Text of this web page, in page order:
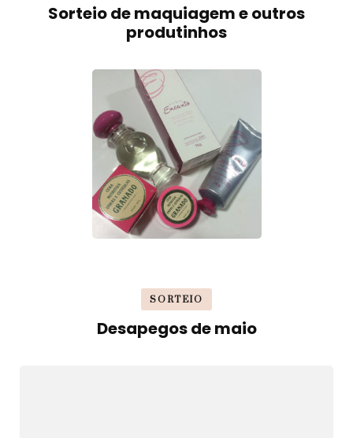
Sorteio de maquiagem e outros
produtinhos
SORTEIO
Desapegos de maio